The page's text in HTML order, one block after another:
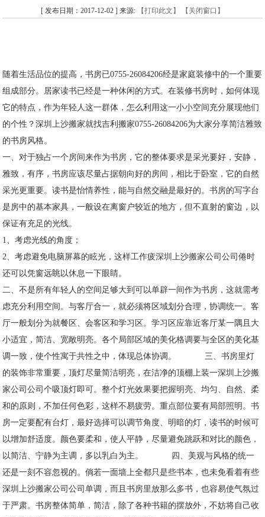
[ 发布日期：2017-12-02 ] 来源: 【打印此文】 【关闭窗口】
随着生活品位的提高，书房已0755-26084206经是家庭装修中的一个重要
组成部分。居家读书已经是一种休闲的方式。在装修书房时，如何体现
它的特点，作为年轻人这一群体，怎么利用这一小小空间充分展现他们
的个性？深圳上沙搬家就找吉利搬家0755-26084206为大家分享简洁雅致
的书房风格。
一、对于独占一个房间来作为书房，它的整体要求是采光要好，安静，
雅致，有序，书房应该尽量占据朝向好的房间，相比于卧室，它的自然
采光更重要。读书是怡情养性，能与自然交融是最好的。书房的写字台
是房中的基本家具，一般设在离窗户较近的地方，但不直射的窗边，以
保证有充足的光线。
1、考虑光线的角度；
2、考虑避免电脑屏幕的眩光，这样工作疲深圳上沙搬家公司公司倦时
还可以凭窗远眺以休息一下眼睛。
二、不是所有年轻人的空间足够大到可以单辟一间作为书房，这就需考
虑充分利用空间。与客厅合一，就必须将区域划分合理，协调统一。客
厅一般划分为就餐区、会客区和学习区。学习区应靠近客厅某一隅且大
小适宜，简洁、宽敞明亮。各个局部区域的美化格调要与全区的美化基
调一致，使个性寓于共性之中，体现总体协调。
三、书房里灯
的装饰非常重要，顶灯尽量简洁明亮，在洁净的顶棚上装一深圳上沙搬
家公司公司个吸顶灯即可。整个灯光效果要把握明亮、均匀、自然、柔
和的原则，不加任何色彩，这样不易疲劳。重点部位要有局部照明。书
房一定要配有台灯，最好选择可以调节角度、明暗的灯，读书的时候可
以增加舒适度。颜色要柔和，使人平静，尽量避免跳跃和对比的颜色，
以简洁、宁静为主调，多以乳白为主。
四、美观与风格的统一
还是一刻不容忽视的。倘若一面墙上全都只是些书本，也未免看着有些
深圳上沙搬家公司公司单调，而且书房里放那么多书，也容易使气氛过
于严肃。书房整体简单，简洁，除了各种书籍的摆放外，不妨将自己收